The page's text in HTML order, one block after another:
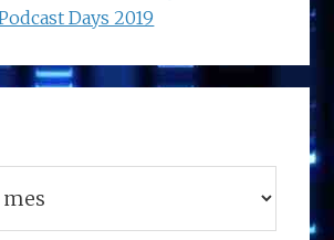
Days 2019